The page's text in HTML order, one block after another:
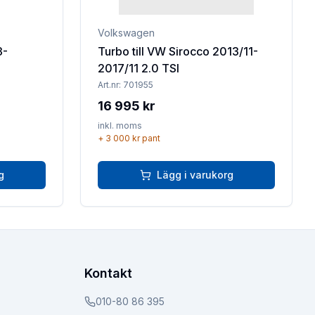
Volkswagen
Turbo till VW Sirocco 2013/11-
2017/11 2.0 TSI
Art.nr: 701955
16 995 kr
inkl. moms
+ 3 000 krpant
Lägg i varukorg
Kontakt
010-80 86 395